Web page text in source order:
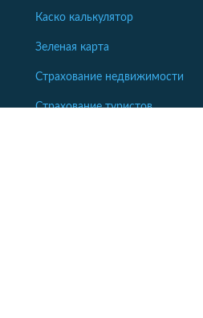
Каско калькулятор
Зеленая карта
Страхование недвижимости
Страхование туристов